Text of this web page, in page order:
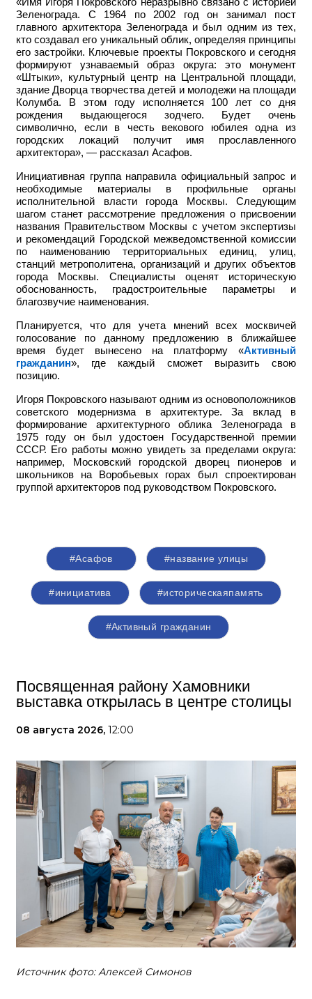
Зеленограда. С 1964 по 2002 год он занимал пост
главного архитектора Зеленограда и был одним из тех,
кто создавал его уникальный облик, определяя принципы
его застройки. Ключевые проекты Покровского и сегодня
формируют узнаваемый образ округа: это монумент
«Штыки», культурный центр на Центральной площади,
здание Дворца творчества детей и молодежи на площади
Колумба. В этом году исполняется 100 лет со дня
рождения выдающегося зодчего. Будет очень
символично, если в честь векового юбилея одна из
городских локаций получит имя прославленного
архитектора», — рассказал Асафов.
Инициативная группа направила официальный запрос и
необходимые материалы в профильные органы
исполнительной власти города Москвы. Следующим
шагом станет рассмотрение предложения о присвоении
названия Правительством Москвы с учетом экспертизы
и рекомендаций Городской межведомственной комиссии
по наименованию территориальных единиц, улиц,
станций метрополитена, организаций и других объектов
города Москвы. Специалисты оценят историческую
обоснованность, градостроительные параметры и
благозвучие наименования.
Планируется, что для учета мнений всех москвичей
голосование по данному предложению в ближайшее
время будет вынесено на платформу «Активный
гражданин», где каждый сможет выразить свою
позицию.
Игоря Покровского называют одним из основоположников
советского модернизма в архитектуре. За вклад в
формирование архитектурного облика Зеленограда в
1975 году он был удостоен Государственной премии
СССР. Его работы можно увидеть за пределами округа:
например,
Московский городской дворец пионеров и
школьников на Воробьевых горах был спроектирован
группой архитекторов под руководством Покровского.
#Асафов #название улицы
#инициатива #историческаяпамять
#Активный гражданин
Посвященная району Хамовники
выставка открылась в центре столицы
08 августа 2026, 12:00
Источник фото: Алексей Симонов